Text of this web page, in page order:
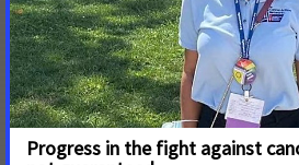
Prohibir que a los pacientes se
de salud porque tienen una
como el cáncer.
Continuar con la prohibición
dólares anuales y de por vida
pueden interrumpir la atención